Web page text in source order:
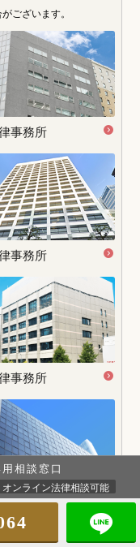
ございます。
事務所
事務所
事務所
事務所
相談窓口
オンライン法律相談可能